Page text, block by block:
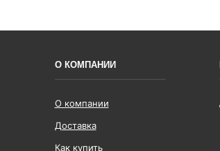
О КОМПАНИИ
О компании
Доставка
Как купить